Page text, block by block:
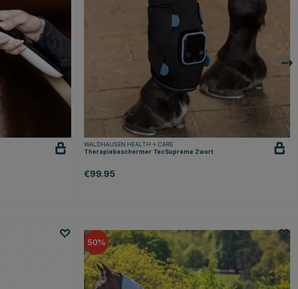
WALDHAUSEN HEALTH + CARE
Therapiebeschermer TecSupreme Zwart
€99.95
50